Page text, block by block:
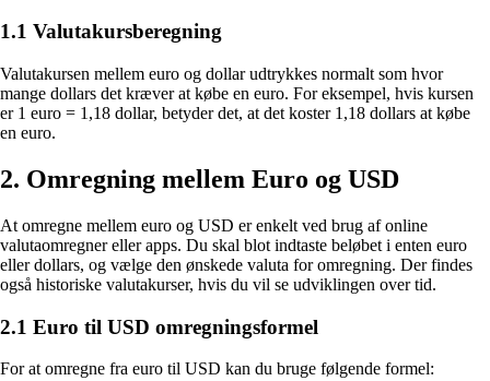
1.1 Valutakursberegning
Valutakursen mellem euro og dollar udtrykkes normalt som hvor
mange dollars det kræver at købe en euro. For eksempel, hvis kursen
er 1 euro = 1,18 dollar, betyder det, at det koster 1,18 dollars at købe
en euro.
2. Omregning mellem Euro og USD
At omregne mellem euro og USD er enkelt ved brug af online
valutaomregner eller apps. Du skal blot indtaste beløbet i enten euro
eller dollars, og vælge den ønskede valuta for omregning. Der findes
også historiske valutakurser, hvis du vil se udviklingen over tid.
2.1 Euro til USD omregningsformel
For at omregne fra euro til USD kan du bruge følgende formel: